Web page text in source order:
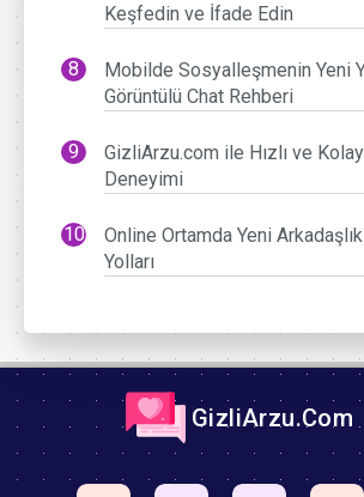
Keşfedin ve İfade Edin
Mobilde Sosyalleşmenin Yeni
Görüntülü Chat Rehberi
GizliArzu.com ile Hızlı ve
Deneyimi
Online Ortamda Yeni
Yolları
GizliArzu.Com